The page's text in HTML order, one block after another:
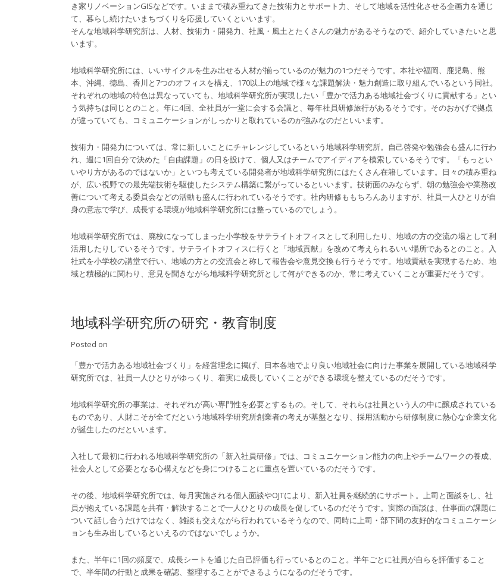
き家リノベーションGISなどです。いままで積み重ねてきた技術力とサポート力、そして地域を活性化させる企画力を通じ
て、暮らし続けたいまちづくりを応援していくといいます。
そんな地域科学研究所は、人材、技術力・開発力、社風・風土とたくさんの魅力があるそうなので、紹介していきたいと思
います。
地域科学研究所には、いいサイクルを生み出せる人材が揃っているのが魅力の1つだそうです。本社や福岡、鹿児島、熊
本、沖縄、徳島、香川と7つのオフィスを構え、170以上の地域で様々な課題解決・魅力創造に取り組んでいるという同社。
それぞれの地域の特色は異なっていても、地域科学研究所が実現したい「豊かで活力ある地域社会づくりに貢献する」とい
う気持ちは同じとのこと。年に4回、全社員が一堂に会する会議と、毎年社員研修旅行があるそうです。そのおかげで拠点
が違っていても、コミュニケーションがしっかりと取れているのが強みなのだといいます。
技術力・開発力については、常に新しいことにチャレンジしているという地域科学研究所。自己啓発や勉強会も盛んに行わ
れ、週に1回自分で決めた「自由課題」の日を設けて、個人又はチームでアイディアを模索しているそうです。「もっとい
いやり方があるのではないか」といつも考えている開発者が地域科学研究所にはたくさん在籍しています。日々の積み重ね
が、広い視野での最先端技術を駆使したシステム構築に繋がっているといいます。技術面のみならず、朝の勉強会や業務改
善について考える委員会などの活動も盛んに行われているそうです。社内研修ももちろんありますが、社員一人ひとりが自
身の意志で学び、成長する環境が地域科学研究所には整っているのでしょう。
地域科学研究所では、廃校になってしまった小学校をサテライトオフィスとして利用したり、地域の方の交流の場として利
活用したりしているそうです。サテライトオフィスに行くと「地域貢献」を改めて考えられるいい場所であるとのこと。入
社式を小学校の講堂で行い、地域の方との交流会と称して報告会や意見交換も行うそうです。地域貢献を実現するため、地
域と積極的に関わり、意見を聞きながら地域科学研究所として何ができるのか、常に考えていくことが重要だそうです。
地域科学研究所の研究・教育制度
Posted on
「豊かで活力ある地域社会づくり」を経営理念に掲げ、日本各地でより良い地域社会に向けた事業を展開している地域科学
研究所では、社員一人ひとりがゆっくり、着実に成長していくことができる環境を整えているのだそうです。
地域科学研究所の事業は、それぞれが高い専門性を必要とするもの。そして、それらは社員という人の中に醸成されている
ものであり、人財こそが全てだという地域科学研究所創業者の考えが基盤となり、採用活動から研修制度に熱心な企業文化
が誕生したのだといいます。
入社して最初に行われる地域科学研究所の「新入社員研修」では、コミュニケーション能力の向上やチームワークの養成、
社会人として必要となる心構えなどを身につけることに重点を置いているのだそうです。
その後、地域科学研究所では、毎月実施される個人面談やOJTにより、新入社員を継続的にサポート。上司と面談をし、社
員が抱えている課題を共有・解決することで一人ひとりの成長を促しているのだそうです。実際の面談は、仕事面の課題に
ついて話し合うだけではなく、雑談も交えながら行われているそうなので、同時に上司・部下間の友好的なコミュニケーシ
ョンも生み出しているといえるのではないでしょうか。
また、半年に1回の頻度で、成長シートを通じた自己評価も行っているとのこと。半年ごとに社員が自らを評価すること
で、半年間の行動と成果を確認、整理することができるようになるのだそうです。